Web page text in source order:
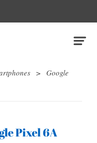
> Google
Pixel 6A